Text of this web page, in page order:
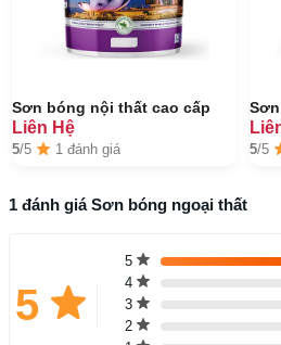
Sơn bóng nội thất cao cấp
Liên Hệ
5/5 1 đánh giá 5/5
1 đánh giá Sơn bóng ngoại thất
5
5
4
3
2